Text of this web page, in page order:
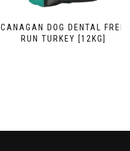
CANAGAN DOG DENTAL FREE
RUN TURKEY [12KG]